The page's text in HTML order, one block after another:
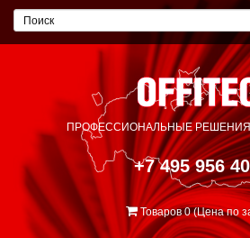
ПРОФЕССИОНАЛЬНЫЕ
+7 495 956
Товаров 0 (Цена по